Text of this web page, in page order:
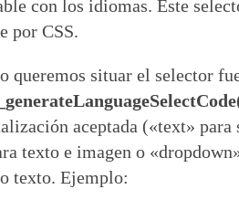
con los idiomas. Este
por CSS.
queremos situar el selector
aceptada («text»
texto e imagen o
texto. Ejemplo: